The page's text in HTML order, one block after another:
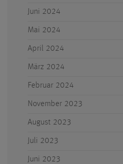
Juni 2024
Mai 2024
April 2024
März 2024
Februar 2024
November 2023
August 2023
Juli 2023
Juni 2023